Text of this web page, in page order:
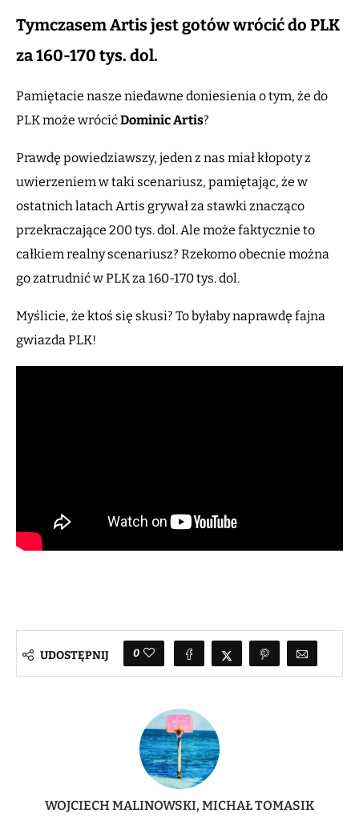
Tymczasem Artis jest gotów wrócić do PLK
za 160-170 tys. dol.
Pamiętacie nasze niedawne doniesienia o tym, że do
PLK może wrócićDominic Artis?
Prawdę powiedziawszy, jeden z nas miał kłopoty z
uwierzeniem w taki scenariusz, pamiętając, że w
ostatnich latach Artis grywał za stawki znacząco
przekraczające 200 tys. dol. Ale może faktycznie to
całkiem realny scenariusz? Rzekomo obecnie można
go zatrudnić w PLK za 160-170 tys. dol.
Myślicie, że ktoś się skusi? To byłaby naprawdę fajna
gwiazda PLK!
UDOSTĘPNIJ 0
WOJCIECH MALINOWSKI, MICHAŁ TOMASIK